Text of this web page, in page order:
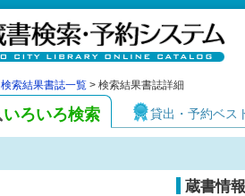
札
検索結果書誌一覧 > 検索結果書誌詳細
いろいろ検索 貸出・予約ベス
蔵書情報